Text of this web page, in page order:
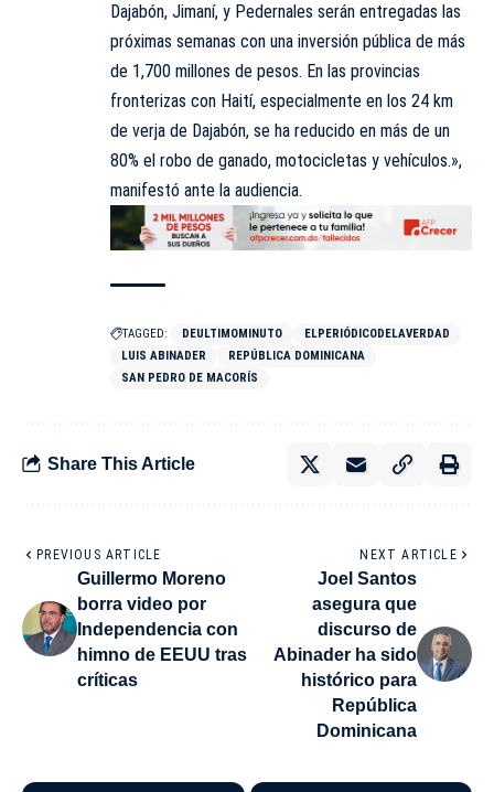
Dajabón, Jimaní, y Pedernales serán entregadas las
próximas semanas con una inversión pública de más
de 1,700 millones de pesos. En las provincias
fronterizas con Haití, especialmente en los 24 km
de verja de Dajabón, se ha reducido en más de un
80% el robo de ganado, motocicletas y vehículos.»,
manifestó ante la audiencia.
TAGGED: DEULTIMOMINUTO
ELPERIÓDICODELAVERDAD
LUIS ABINADER
REPÚBLICA DOMINICANA
SAN PEDRO DE MACORÍS
Share This Article
PREVIOUS ARTICLE
Guillermo Moreno
borra video por
Independencia con
himno de EEUU tras
críticas
NEXT ARTICLE
Joel Santos
asegura que
discurso de
Abinader ha sido
histórico para
República
Dominicana